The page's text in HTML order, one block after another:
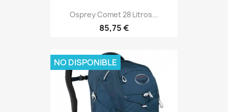
Osprey Comet 28 Litros...
Precio
85,75 €
NO DISPONIBLE